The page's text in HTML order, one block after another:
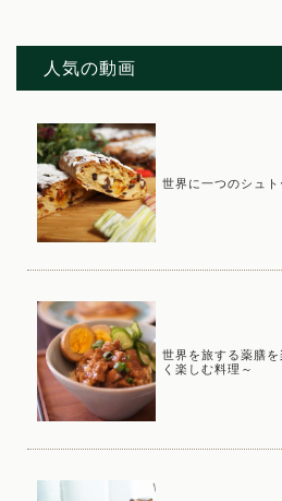
人気の動画
世界に一つのシュト
世界を旅する薬膳
く楽しむ料理～